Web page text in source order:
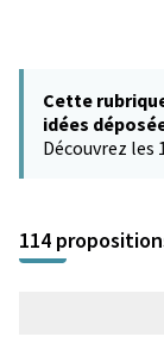
Cette
idées
Découvrez
114